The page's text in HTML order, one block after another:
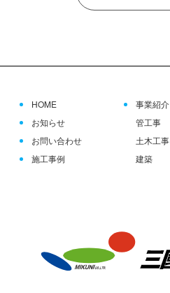
HOME
お知らせ
お問い合わせ
施工事例
事業紹介
管工事
土木工事
建築